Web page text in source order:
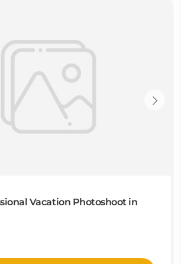
Vacation Photoshoot in